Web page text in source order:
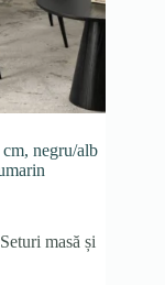
negru/alb
Seturi masă și